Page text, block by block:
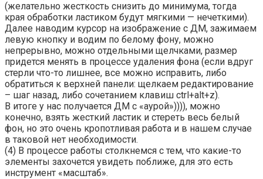
(желательно жесткость снизить до минимума, тогда
края обработки ластиком будут мягкими — нечеткими).
Далее наводим курсор на изображение с ДМ, зажимаем
левую кнопку и водим по белому фону, можно
непрерывно, можно отдельными щелчками, размер
придется менять в процессе удаления фона (если вдруг
стерли что-то лишнее, все можно исправить, либо
обратиться к верхней панели: щелкаем редактирование
– шаг назад, либо сочетанием клавиш ctrl+alt+z).
В итоге у нас получается ДМ с «аурой»)))), можно
конечно, взять жесткий ластик и стереть весь белый
фон, но это очень кропотливая работа и в нашем случае
в таковой нет необходимости.
(4) В процессе работы столкнемся с тем, что какие-то
элементы захочется увидеть поближе, для это есть
инструмент «масштаб».